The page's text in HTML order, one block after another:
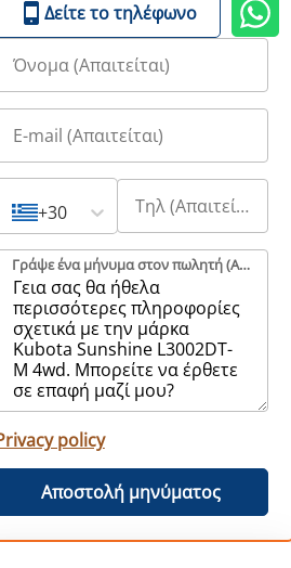
Δείτε το τηλέφωνο
+30
Γράψε ένα μήνυμα στον πωλητή (Aπαιτείται)
policy
Αποστολή μηνύματος